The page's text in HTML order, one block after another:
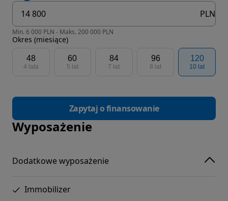
PLN
Min. 6 000 PLN - Maks. 200 000 PLN
Okres (miesiące)
48
4 lata
60
5 lat
84
7 lat
96
8 lat
120
10 lat
Zapytaj o finansowanie
Wyposażenie
Dodatkowe wyposażenie
Immobilizer